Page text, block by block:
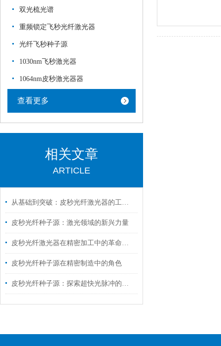
双光梳光谱
重频锁定飞秒光纤激光器
光纤飞秒种子源
1030nm飞秒激光器
1064nm皮秒激光器器
查看更多
相关文章
ARTICLE
从基础到突破：皮秒光纤激光器的工作原理及发展趋势
皮秒光纤种子源：激光领域的新兴力量
皮秒光纤激光器在精密加工中的革命性作用
皮秒光纤种子源在精密制造中的角色
皮秒光纤种子源：探索超快光脉冲的奥秘